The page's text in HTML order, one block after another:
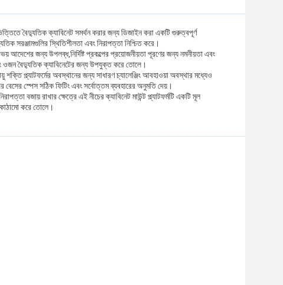
ভিত্তিতে বৈদ্যুতিক ক্যাবিনেট সমর্থন করার জন্য ডিজাইন করা একটি গুরুত্বপূর্ণ
সরঞ্জামগুলির স্থিতিশীলতা এবং নিরাপত্তা নিশ্চিত করে।
আদেশের জন্য উপলব্ধ,নির্দিষ্ট প্রকল্পের প্রয়োজনীয়তা পূরণের জন্য নমনীয়তা এবং
ওজন বৈদ্যুতিক ক্যাবিনেটের জন্য উপযুক্ত করে তোলে।
প্ল্যাটফর্মের অবস্থানের জন্য সাধারণ চ্যালেঞ্জিং আবহাওয়া অবস্থার মধ্যেও
বেসের স্পেস সঠিক ফিটিং এবং সর্বোত্তম ব্যবহারের অনুমতি দেয়।
বজায় রাখার ক্ষেত্রে এই নীচের ক্যাবিনেট মাউন্ট প্ল্যাটফর্মটি একটি মূল
করে তোলে।